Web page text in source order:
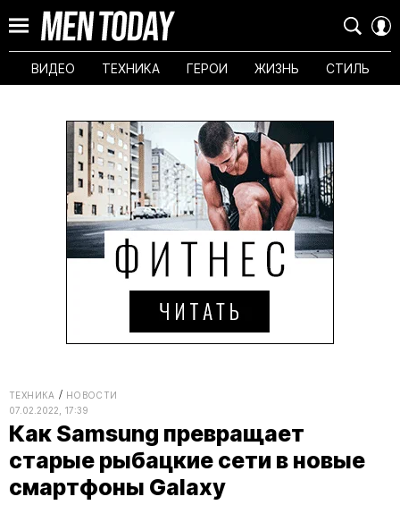
ВИДЕО ТЕХНИКА ГЕРОИ ЖИЗНЬ СТИЛЬ
ТЕХНИКА
НОВОСТИ
07.02.2022, 17:39
Как Samsung превращает
старые рыбацкие сети в новые
смартфоны Galaxy